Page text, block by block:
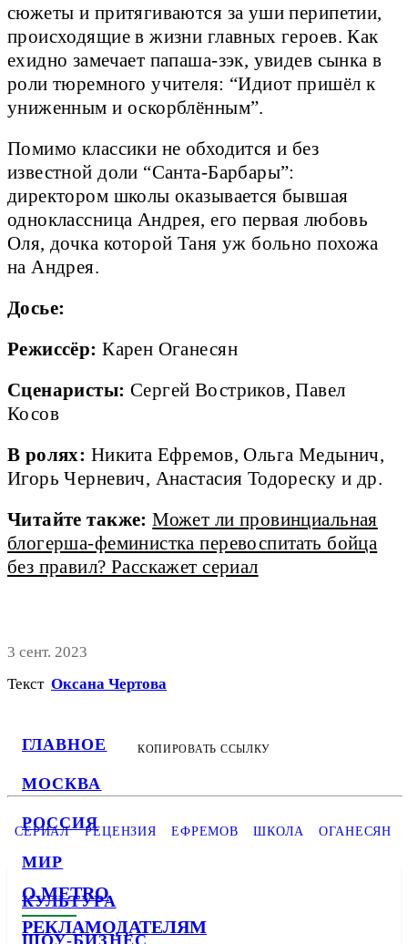
ГЛАВНОЕ
МОСКВА
РОССИЯ
МИР
КУЛЬТУРА
ШОУ-БИЗНЕС
сюжеты и притягиваются за уши перипетии,
происходящие в жизни главных героев. Как
ехидно замечает папаша-зэк, увидев сынка в
роли тюремного учителя: “Идиот пришёл к
униженным и оскорблённым”.
Помимо классики не обходится и без
известной доли “Санта-Барбары”:
директором школы оказывается бывшая
одноклассница Андрея, его первая любовь
Оля, дочка которой Таня уж больно похожа
на Андрея.
Досье:
Режиссёр:Карен Оганесян
Сценаристы: Сергей Востриков, Павел
Косов
В ролях: Никита Ефремов, Ольга Медынич,
Игорь Черневич, Анастасия Тодореску и др.
Читайте также: Может ли провинциальная
блогерша-феминистка перевоспитать бойца
без правил? Расскажет сериал
3 сент. 2023
Текст Оксана Чертова
КОПИРОВАТЬ ССЫЛКУ
СЕРИАЛ РЕЦЕНЗИЯ ЕФРЕМОВ ШКОЛА ОГАНЕСЯН
О METRO
РЕКЛАМОДАТЕЛЯМ